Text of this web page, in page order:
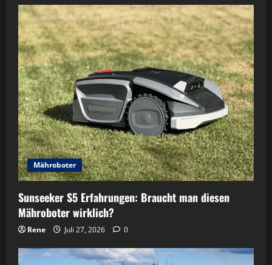
Mähroboter
Sunseeker S5 Erfahrungen: Braucht man diesen
Mähroboter wirklich?
Rene Juli 27, 2026 0